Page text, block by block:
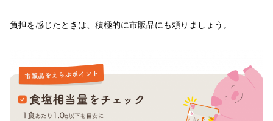
負担を感じたときは、積極的に市販品にも頼りましょう。